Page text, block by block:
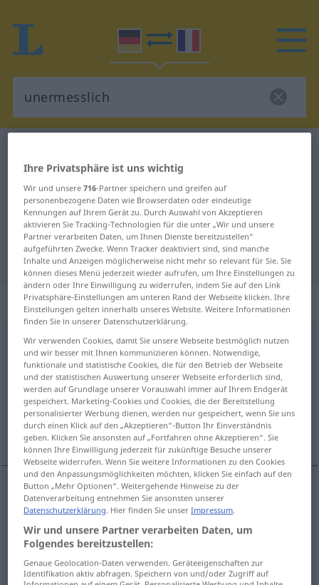
Deutsch-Französisch Übersetzung
für "unermesslich"
"unermesslich" Französisch
Übersetzung
„unermesslich“: Adjektiv
unermesslichadj
Übersicht aller Übersetzungen
(Für mehr Details die Übersetzung anklicken/antippen)
immense, énorme, incommensurable,
énorme, infini
immense unermesslich
énorme unermesslich
incommensurable unermesslich
Ihre Privatsphäre ist uns wichtig
Wir und unsere716-Partner speichern und greifen auf
personenbezogene Daten wie Browserdaten oder eindeutige
Kennungen auf Ihrem Gerät zu. Durch Auswahl von Akzeptieren
aktivieren Sie Tracking-Technologien für die unter „Wir und unsere
Partner verarbeiten Daten, um Ihnen Dienste bereitzustellen“
aufgeführten Zwecke. Wenn Tracker deaktiviert sind, sind manche
Inhalte und Anzeigen möglicherweise nicht mehr so relevant für Sie. Sie
können dieses Menü jederzeit wieder aufrufen, um Ihre Einstellungen zu
ändern oder Ihre Einwilligung zu widerrufen, indem Sie auf den Link
Privatsphäre-Einstellungen am unteren Rand der Webseite klicken. Ihre
Einstellungen gelten innerhalb unseres Website. Weitere Informationen
finden Sie in unserer Datenschutzerklärung.
Wir verwenden Cookies, damit Sie unsere Webseite bestmöglich nutzen
und wir besser mit Ihnen kommunizieren können. Notwendige,
funktionale und statistische Cookies, die für den Betrieb der Webseite
und der statistischen Auswertung unserer Webseite erforderlich sind,
werden auf Grundlage unserer Vorauswahl immer auf Ihrem Endgerät
gespeichert. Marketing-Cookies und Cookies, die der Bereitstellung
personalisierter Werbung dienen, werden nur gespeichert, wenn Sie uns
durch einen Klick auf den „Akzeptieren“-Button Ihr Einverständnis
geben. Klicken Sie ansonsten auf „Fortfahren ohne Akzeptieren“. Sie
können Ihre Einwilligung jederzeit für zukünftige Besuche unserer
Webseite widerrufen. Wenn Sie weitere Informationen zu den Cookies
und den Anpassungsmöglichkeiten möchten, klicken Sie einfach auf den
Button „Mehr Optionen“. Weitergehende Hinweise zu der
Datenverarbeitung entnehmen Sie ansonsten unserer
Datenschutzerklärung. Hier finden Sie unserImpressum.
Wir und unsere Partner verarbeiten Daten, um
Folgendes bereitzustellen:
Genaue Geolocation-Daten verwenden. Geräteeigenschaften zur
Identifikation aktiv abfragen. Speichern von und/oder Zugriff auf